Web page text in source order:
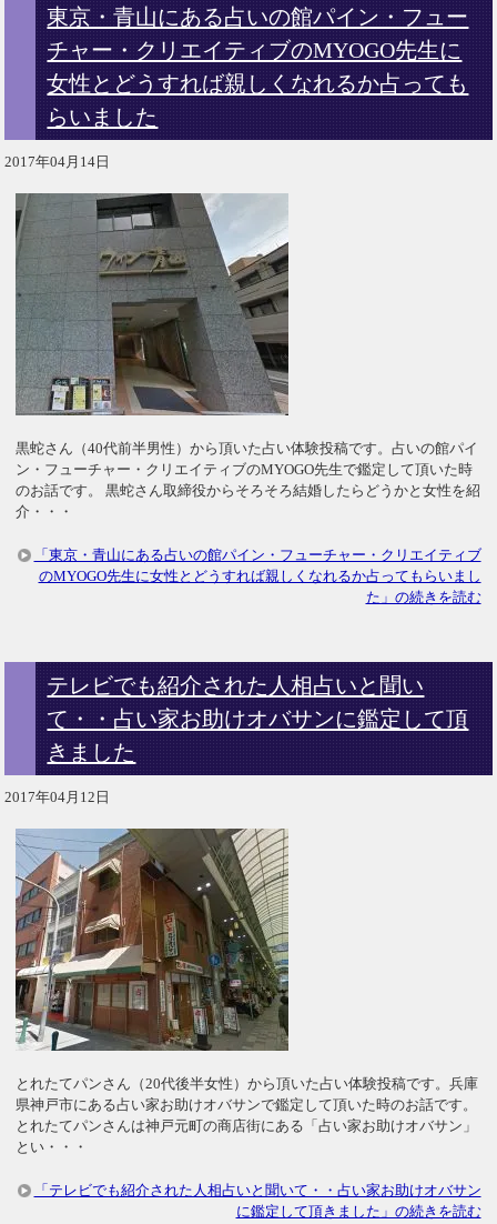
東京・青山にある占いの館パイン・フュー
チャー・クリエイティブのMYOGO先生に
女性とどうすれば親しくなれるか占っても
らいました
2017年04月14日
黒蛇さん（40代前半男性）から頂いた占い体験投稿です。占いの館パイ
ン・フューチャー・クリエイティブのMYOGO先生で鑑定して頂いた時
のお話です。 黒蛇さん取締役からそろそろ結婚したらどうかと女性を紹
介・・・
「東京・青山にある占いの館パイン・フューチャー・クリエイティブ
のMYOGO先生に女性とどうすれば親しくなれるか占ってもらいまし
た」の続きを読む
テレビでも紹介された人相占いと聞い
て・・占い家お助けオバサンに鑑定して頂
きました
2017年04月12日
とれたてパンさん（20代後半女性）から頂いた占い体験投稿です。兵庫
県神戸市にある占い家お助けオバサンで鑑定して頂いた時のお話です。
とれたてパンさんは神戸元町の商店街にある「占い家お助けオバサン」
とい・・・
「テレビでも紹介された人相占いと聞いて・・占い家お助けオバサン
に鑑定して頂きました」の続きを読む